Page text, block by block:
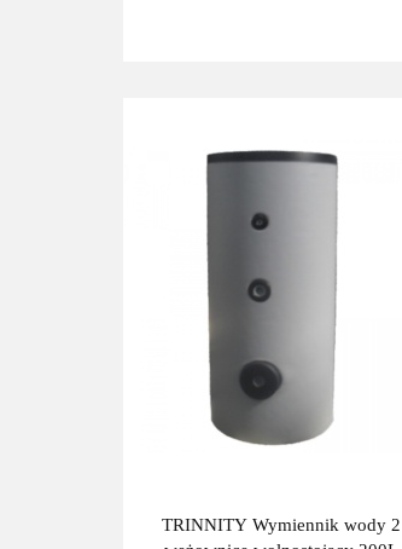
TRINNITY Wymiennik wody 2